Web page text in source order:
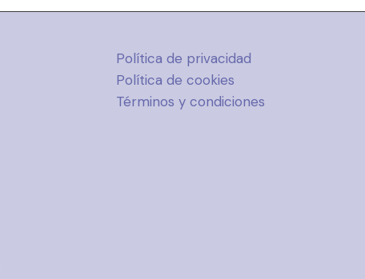
Política de privacidad
Política de cookies
Términos y condiciones